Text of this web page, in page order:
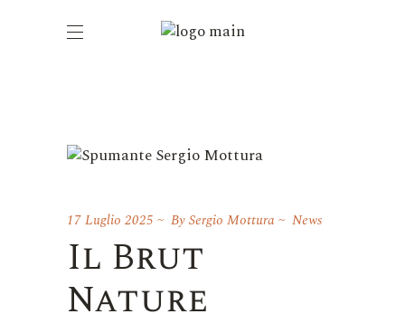
17 Luglio 2025 BySergio Mottura News
Il Brut
Nature